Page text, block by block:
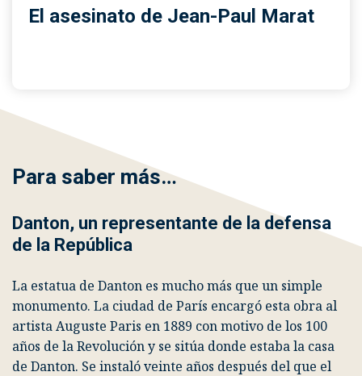
El asesinato de Jean-Paul Marat
Para saber más…
Danton, un representante de la defensa
de la República
La estatua de Danton es mucho más que un simple
monumento. La ciudad de París encargó esta obra al
artistaAuguste Paris en 1889 con motivo de los 100
años de la Revolución y se sitúa donde estaba la casa
de Danton. Se instaló veinte años después del que el